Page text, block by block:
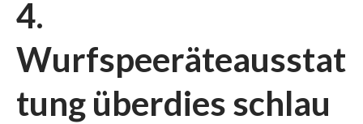
4.
Wurfspeeräteausstat
tung überdies schlau